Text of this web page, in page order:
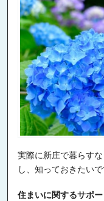
実際に新庄で暮らす
し、知っておきたいで
住まいに関するサポー